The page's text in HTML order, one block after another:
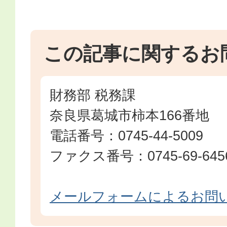
この記事に関するお
財務部 税務課
奈良県葛城市柿本166番地
電話番号：0745-44-5009
ファクス番号：0745-69-
メールフォームによるお問